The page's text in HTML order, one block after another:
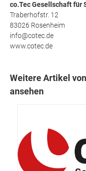
co.Tec Gesellschaft für
Traberhofstr. 12
83026 Rosenheim
info@cotec.de
www.cotec.de
Weitere Artikel
ansehen